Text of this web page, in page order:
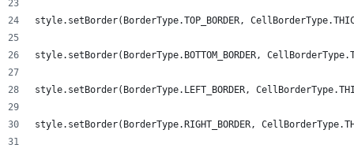
style.setBorder(BorderType.TOP_BORDER,
style.setBorder(BorderType.BOTTOM_BORDER,
style.setBorder(BorderType.LEFT_BORDER,
style.setBorder(BorderType.RIGHT_BORDER,